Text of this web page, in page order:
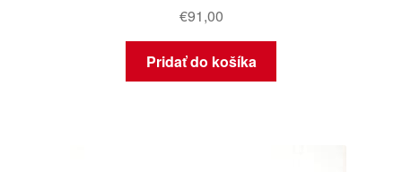
€91,00
Pridať do košíka